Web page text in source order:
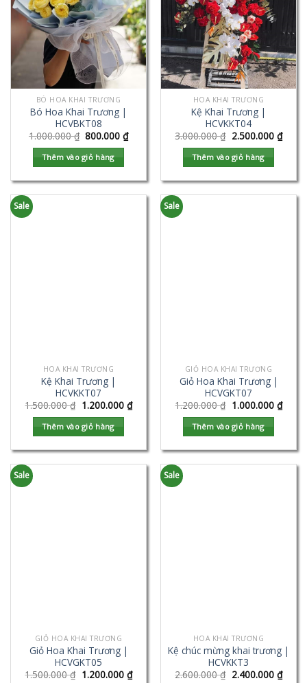
BÓ HOA KHAI TRƯƠNG
Bó Hoa Khai Trương |
HCVBKT08
1.000.000₫ 800.000₫
Thêm vào giỏ hàng
HOA KHAI TRƯƠNG
Kệ Khai Trương |
HCVKKT04
3.000.000₫ 2.500.000 ₫
Thêm vào giỏ hàng
Sale
HOA KHAI TRƯƠNG
Kệ Khai Trương |
HCVKKT07
1.500.000₫ 1.200.000 ₫
Thêm vào giỏ hàng
Sale
GIỎ HOA KHAI TRƯƠNG
Giỏ Hoa Khai Trương |
HCVGKT07
1.200.000₫ 1.000.000 ₫
Thêm vào giỏ hàng
Sale
GIỎ HOA KHAI TRƯƠNG
Giỏ Hoa Khai Trương |
HCVGKT05
1.500.000₫ 1.200.000 ₫
Sale
HOA KHAI TRƯƠNG
Kệ chúc mừng khai trương |
HCVKKT3
2.600.000₫ 2.400.000 ₫